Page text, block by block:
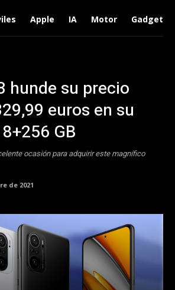
Apple IA Motor Gadgets
hunde su precio
euros en su
GB
ocasión para adquirir este magnífico
de 2021